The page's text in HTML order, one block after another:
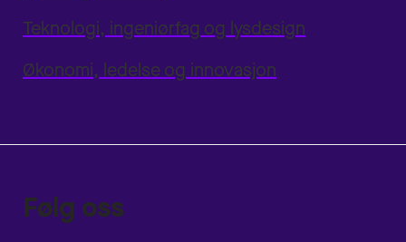
Teknologi, ingeniørfag og lysdesign
Økonomi, ledelse og innovasjon
Følg oss